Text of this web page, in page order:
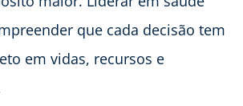
que cada decisão tem
em vidas, recursos e